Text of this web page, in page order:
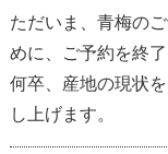
ただいま、青梅の
めに、ご予約を終
何卒、産地の現状
し上げます。